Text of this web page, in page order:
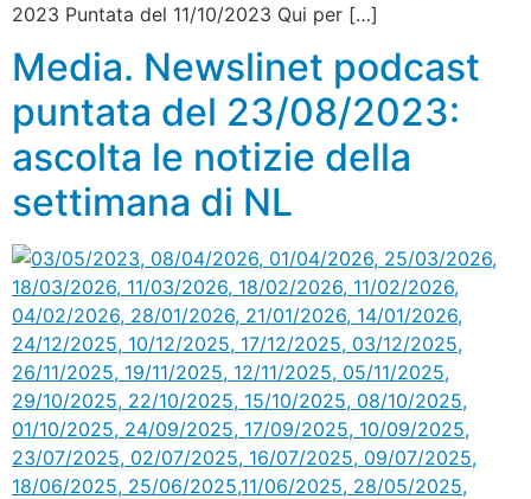
2023 Puntata del 11/10/2023 Qui per […]
Media. Newslinet podcast
puntata del 23/08/2023:
ascolta le notizie della
settimana di NL